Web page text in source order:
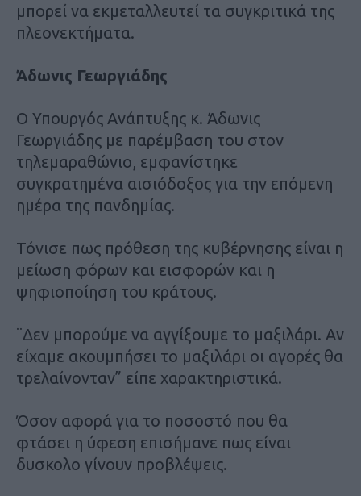
μπορεί να εκμεταλλευτεί τα συγκριτικά της
πλεονεκτήματα.
Άδωνις Γεωργιάδης
Ο Υπουργός Ανάπτυξης κ. Άδωνις
Γεωργιάδης με παρέμβαση του στον
τηλεμαραθώνιο, εμφανίστηκε
συγκρατημένα αισιόδοξος για την επόμενη
ημέρα της πανδημίας.
Τόνισε πως πρόθεση της κυβέρνησης είναι η
μείωση φόρων και εισφορών και η
ψηφιοποίηση του κράτους.
¨Δεν μπορούμε να αγγίξουμε το μαξιλάρι. Αν
είχαμε ακουμπήσει το μαξιλάρι οι αγορές θα
τρελαίνονταν” είπε χαρακτηριστικά.
Όσον αφορά για το ποσοστό που θα
φτάσει η ύφεση επισήμανε πως είναι
δυσκολο γίνουν προβλέψεις.